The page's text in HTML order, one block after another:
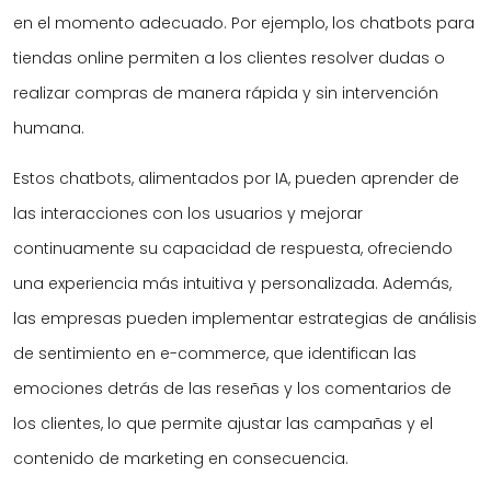
en el momento adecuado. Por ejemplo, los chatbots para
tiendas online permiten a los clientes resolver dudas o
realizar compras de manera rápida y sin intervención
humana.
Estos chatbots, alimentados por IA, pueden aprender de
las interacciones con los usuarios y mejorar
continuamente su capacidad de respuesta, ofreciendo
una experiencia más intuitiva y personalizada. Además,
las empresas pueden implementar estrategias de análisis
de sentimiento en e-commerce, que identifican las
emociones detrás de las reseñas y los comentarios de
los clientes, lo que permite ajustar las campañas y el
contenido de marketing en consecuencia.